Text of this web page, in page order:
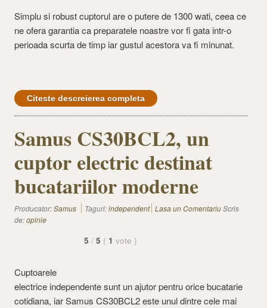
Simplu si robust cuptorul are o putere de 1300 wati, ceea ce
ne ofera garantia ca preparatele noastre vor fi gata intr-o
perioada scurta de timp iar gustul acestora va fi minunat.
Citeste descreierea completa
Samus CS30BCL2, un
cuptor electric destinat
bucatariilor moderne
Producator:Samus Taguri:independent Lasa un ComentariuScris
de:opinie
5 / 5 ( 1 vote )
Cuptoarele
electrice independente sunt un ajutor pentru orice bucatarie
cotidiana, iar Samus CS30BCL2 este unul dintre cele mai